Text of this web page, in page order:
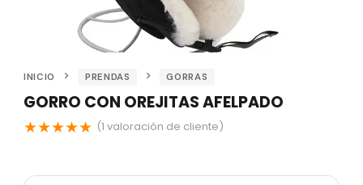
INICIO PRENDAS GORRAS
GORRO CON OREJITAS AFELPADO
★★★★★ (1 valoración de cliente)